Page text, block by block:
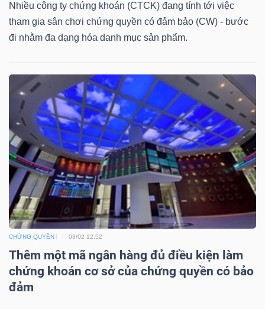
Nhiều công ty chứng khoán (CTCK) đang tính tới việc
tham gia sân chơi chứng quyền có đảm bảo (CW) - bước
đi nhằm đa dạng hóa danh mục sản phẩm.
CHỨNG QUYỀN 03/02 12:52
Thêm một mã ngân hàng đủ điều kiện làm
chứng khoán cơ sở của chứng quyền có bảo
đảm
BẤT
ĐỘNG
Mã
chứng
khoán
(-)
Tất cả Cổ phiếu Chỉ số Chứng chỉ quỹ Chứng
Lãnh
đạo
(-)
Tất cả Người nội bộ Người liên quan Cổ đông lớn
Tin